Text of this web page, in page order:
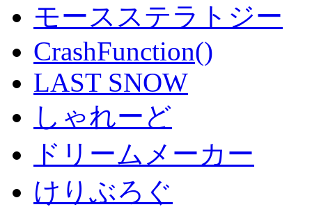
モースステラトジー
CrashFunction()
LAST SNOW
しゃれーど
ドリームメーカー
けりぶろぐ